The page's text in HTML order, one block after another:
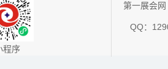
程序
第一展会
QQ：